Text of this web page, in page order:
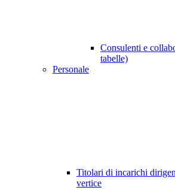
Consulenti e
tabelle)
Personale
Titolari di incarichi
vertice